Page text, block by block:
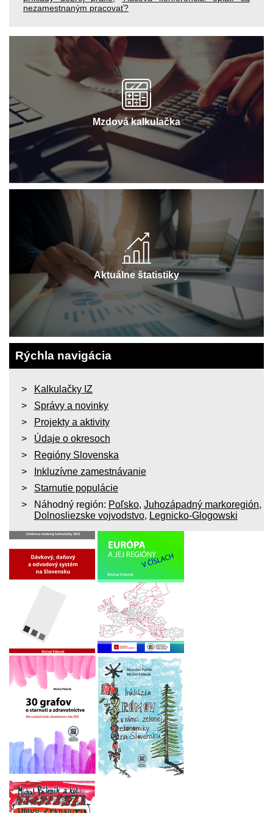
nezamestnaným pracovať?
Mzdová kalkulačka
Aktuálne štatistiky
Rýchla navigácia
Kalkulačky IZ
Správy a novinky
Projekty a aktivity
Údaje o okresoch
Regióny Slovenska
Inkluzívne zamestnávanie
Starnutie populácie
Náhodný región: Poľsko, Juhozápadný markoregión,
Dolnosliezske vojvodstvo, Legnicko-Glogowski